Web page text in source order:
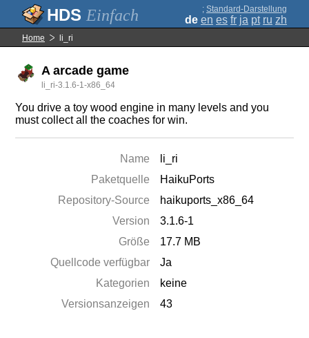
Einfach ; Standard-Darstellung
de en es fr ja pt ru zh
Home li_ri
A arcade game
li_ri-3.1.6-1-x86_64
You drive a toy wood engine in many levels and you
must collect all the coaches for win.
Name
li_ri
Paketquelle
HaikuPorts
Repository-Source
haikuports_x86_64
Version
3.1.6-1
Größe
17.7 MB
Quellcode verfügbar
Ja
Kategorien
keine
Versionsanzeigen
43